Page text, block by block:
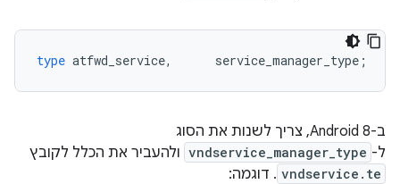
type atfwd_service, service_manager_type ;
ב-Android 8, צריך לשנות את הסוג
ל- vndservice_manager_type ולהעביר את הכלל לקובץ
vndservice.te . דוגמה: